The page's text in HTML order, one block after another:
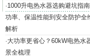
·1000升电热水器选购避坑指
功率、保温性能到安全防护全
解析
·大功率更省心？60kW电热水
景全梳理